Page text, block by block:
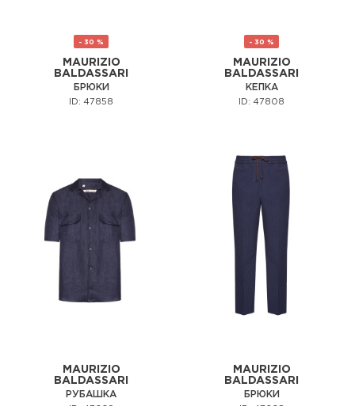
- 30 %
MAURIZIO
BALDASSARI
БРЮКИ
ID: 47858
- 30 %
MAURIZIO
BALDASSARI
КЕПКА
ID: 47808
MAURIZIO
BALDASSARI
РУБАШКА
MAURIZIO
BALDASSARI
БРЮКИ